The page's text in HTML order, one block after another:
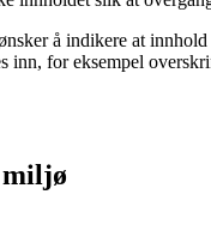
å indikere at
inn, for eksempel
miljø